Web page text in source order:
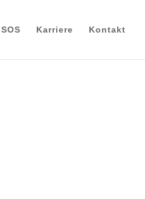
SOS Karriere Kontakt